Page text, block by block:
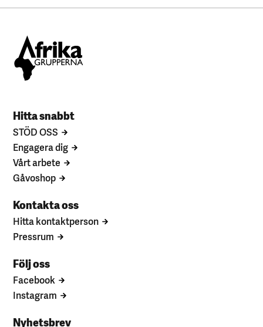
Hitta snabbt
STÖD OSS
Engagera dig
Vårt arbete
Gåvoshop
Kontakta oss
Hitta kontaktperson
Pressrum
Följ oss
Facebook
Instagram
Nyhetsbrev